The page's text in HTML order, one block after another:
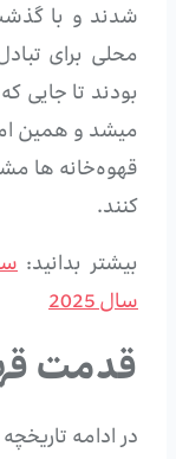
شدند و با
محلی برای
بودند تا جایی
میشد و همین
قهوه‌خانه ها
کنند.
بیشتر بدانید:
سال 2025
قدمت
در ادامه